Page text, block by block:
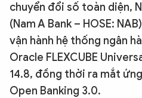
XÃ HỘI
PHÁP LUẬT
chuyển đổi số toàn diện,
(Nam A Bank – HOSE:
vận hành hệ thống ngân
Oracle FLEXCUBE
14.8, đồng thời ra mắt
Open Banking 3.0.